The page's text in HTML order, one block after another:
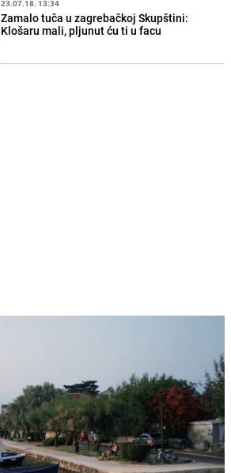
23.07.18. 13:34
Zamalo tuča u zagrebačkoj Skupštini:
Klošaru mali, pljunut ću ti u facu